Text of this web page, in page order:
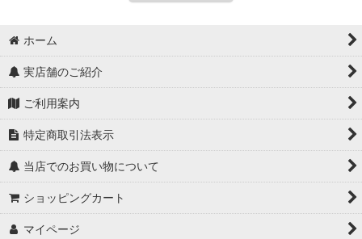
ホーム
実店舗のご紹介
ご利用案内
特定商取引法表示
当店でのお買い物について
ショッピングカート
マイページ